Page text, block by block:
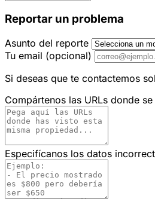
Reportar un problema
Asunto del reporte
Tu email (opcional)
Si deseas que te contactemos
Compártenos las URLs donde
Especifícanos los datos